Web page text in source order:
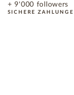
+ 9'000 followers
SICHERE